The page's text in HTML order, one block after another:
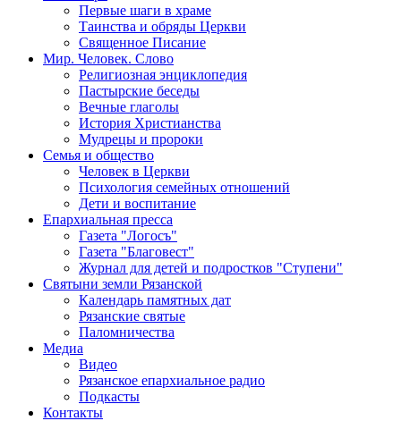
Первые шаги в храме
Таинства и обряды Церкви
Священное Писание
Мир. Человек. Слово
Религиозная энциклопедия
Пастырские беседы
Вечные глаголы
История Христианства
Мудрецы и пророки
Семья и общество
Человек в Церкви
Психология семейных отношений
Дети и воспитание
Епархиальная пресса
Газета "Логосъ"
Газета "Благовест"
Журнал для детей и подростков "Ступени"
Святыни земли Рязанской
Календарь памятных дат
Рязанские святые
Паломничества
Медиа
Видео
Рязанское епархиальное радио
Подкасты
Контакты